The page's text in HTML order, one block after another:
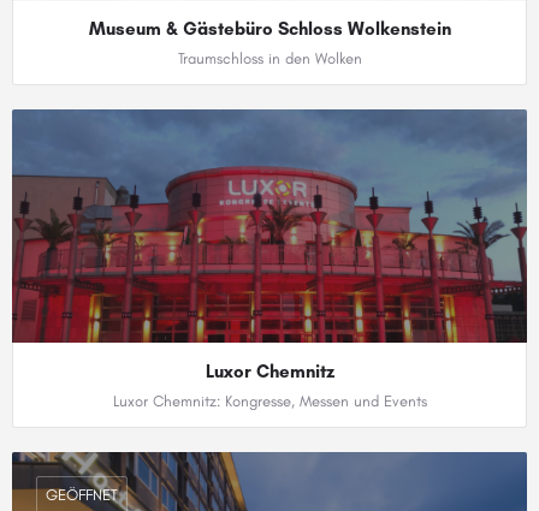
Museum & Gästebüro Schloss Wolkenstein
Traumschloss in den Wolken
Luxor Chemnitz
Luxor Chemnitz: Kongresse, Messen und Events
GEÖFFNET